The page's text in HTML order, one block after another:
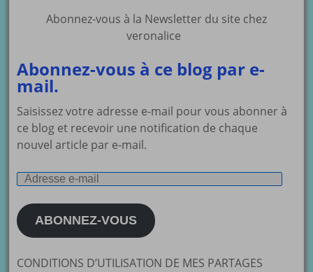
Abonnez-vous à la Newsletter du site chez
veronalice
Abonnez-vous à ce blog par e-
mail.
Saisissez votre adresse e-mail pour vous abonner à
ce blog et recevoir une notification de chaque
nouvel article par e-mail.
Adresse
mail
ABONNEZ-VOUS
CONDITIONS D’UTILISATION DE MES PARTAGES